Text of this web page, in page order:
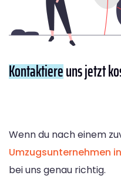
Kontaktiereuns jetzt
Wenn du nach einem
Umzugsunternehmen
bei uns genau richtig.